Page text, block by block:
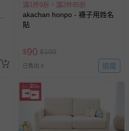
滿1件9折，滿2件85折
akachan honpo - 襪子用姓名
貼
$90 $100
已售出 6 追蹤